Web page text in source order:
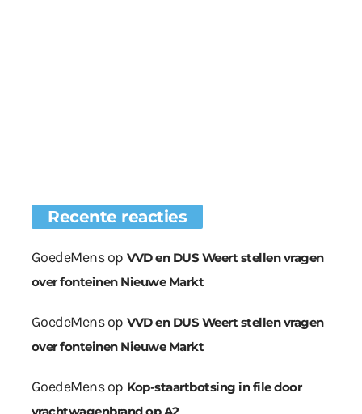
Recente reacties
GoedeMensop VVD en DUS Weert stellen vragen
over fonteinen Nieuwe Markt
GoedeMensop VVD en DUS Weert stellen vragen
over fonteinen Nieuwe Markt
GoedeMensop Kop-staartbotsing in file door